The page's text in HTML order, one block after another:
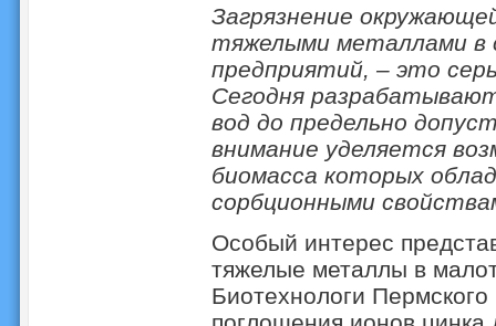
Загрязнение
тяжелыми металлами в
предприятий, – это
Сегодня
вод до предельно
внимание уделяется
биомасса которых
сорбционными
Особый интерес
тяжелые металлы в
Биотехнологи